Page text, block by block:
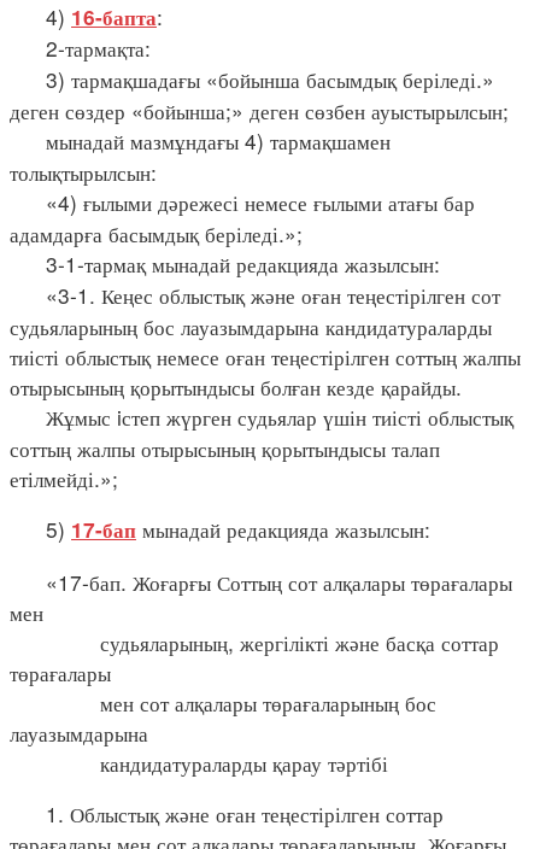
4) 16-бапта:
2-тармақта:
3) тармақшадағы «бойынша басымдық беріледі.»
деген сөздер «бойынша;» деген сөзбен ауыстырылсын;
мынадай мазмұндағы 4) тармақшамен
толықтырылсын:
«4) ғылыми дәрежесі немесе ғылыми атағы бар
адамдарға басымдық беріледі.»;
3-1-тармақ мынадай редакцияда жазылсын:
«3-1. Кеңес облыстық және оған теңестірілген сот
судьяларының бос лауазымдарына кандидатураларды
тиісті облыстық немесе оған теңестірілген соттың жалпы
отырысының қорытындысы болған кезде қарайды.
Жұмыс iстеп жүрген судьялар үшін тиісті облыстық
соттың жалпы отырысының қорытындысы талап
етілмейді.»;
5) 17-бап мынадай редакцияда жазылсын:
«17-бап. Жоғарғы Соттың сот алқалары төрағалары
мен
судьяларының, жергілікті және басқа соттар
төрағалары
мен сот алқалары төрағаларының бос
лауазымдарына
кандидатураларды қарау тәртібі
1. Облыстық және оған теңестірілген соттар